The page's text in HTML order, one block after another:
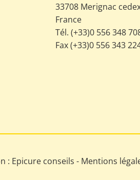
33708 Merignac
France
Tél. (+33)0 556 348
Fax (+33)0 556 343
: Epicure conseils - Mentions